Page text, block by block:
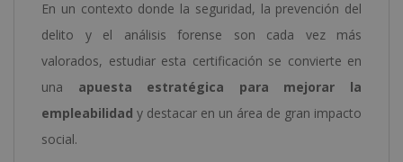
En un contexto donde la seguridad, la prevención del
delito y el análisis forense son cada vez más
valorados, estudiar esta certificación se convierte en
una apuesta estratégica para mejorar la
empleabilidad y destacar en un área de gran impacto
social.